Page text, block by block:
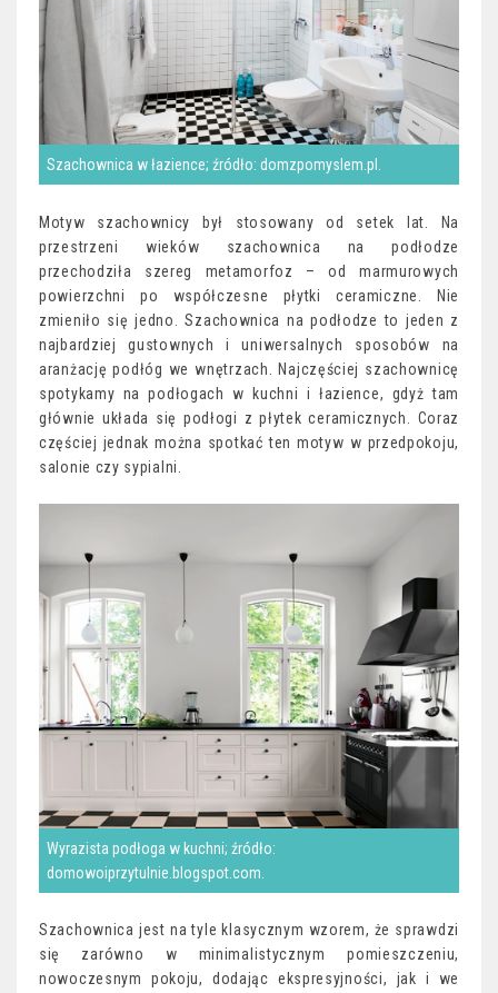
Szachownica w łazience; źródło: domzpomyslem.pl.
Motyw szachownicy był stosowany od setek lat. Na
przestrzeni wieków szachownica na podłodze
przechodziła szereg metamorfoz – od marmurowych
powierzchni po współczesne płytki ceramiczne. Nie
zmieniło się jedno. Szachownica na podłodze to jeden z
najbardziej gustownych i uniwersalnych sposobów na
aranżację podłóg we wnętrzach. Najczęściej szachownicę
spotykamy na podłogach w kuchni i łazience, gdyż tam
głównie układa się podłogi z płytek ceramicznych. Coraz
częściej jednak można spotkać ten motyw w przedpokoju,
salonie czy sypialni.
Wyrazista podłoga w kuchni; źródło:
domowoiprzytulnie.blogspot.com.
Szachownica jest na tyle klasycznym wzorem, że sprawdzi
się zarówno w minimalistycznym pomieszczeniu,
nowoczesnym pokoju, dodając ekspresyjności, jak i we